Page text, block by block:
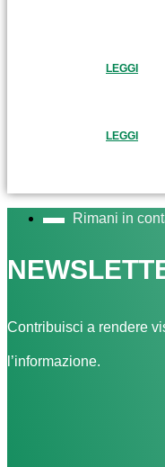
LEGGI
LEGGI
Rimani in
Contribuisci a rendere
l’informazione.